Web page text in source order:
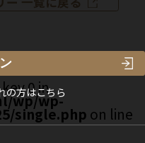
の方はこちら
手」とは何か
0 in
wp/wp-
single.php on line